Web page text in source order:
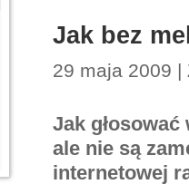
Jak bez
29 maja 2009 |
Jak
ale nie są
internetowej